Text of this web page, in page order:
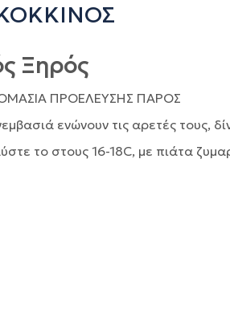
Ξηρός
ΠΡΟΕΛΕΥΣΗΣ ΠΑΡΟΣ
ενώνουν τις αρετές τους,
το στους 16-18C, με πιάτα